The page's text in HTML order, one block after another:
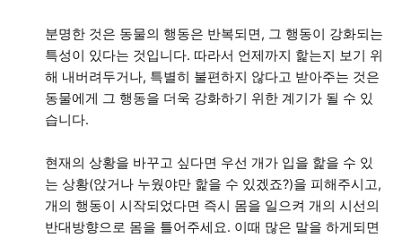
분명한 것은 동물의 행동은 반복되면, 그 행동이 강화되는
특성이 있다는 것입니다. 따라서 언제까지 핥는지 보기 위
해 내버려두거나, 특별히 불편하지 않다고 받아주는 것은
동물에게 그 행동을 더욱 강화하기 위한 계기가 될 수 있
습니다.
현재의 상황을 바꾸고 싶다면 우선 개가 입을 핥을 수 있
는 상황(앉거나 누웠야만 핥을 수 있겠죠?)을 피해주시고,
개의 행동이 시작되었다면 즉시 몸을 일으켜 개의 시선의
반대방향으로 몸을 틀어주세요. 이때 많은 말을 하게되면